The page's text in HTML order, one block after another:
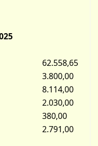
62.558,65
3.800,00
8.114,00
2.030,00
380,00
2.791,00